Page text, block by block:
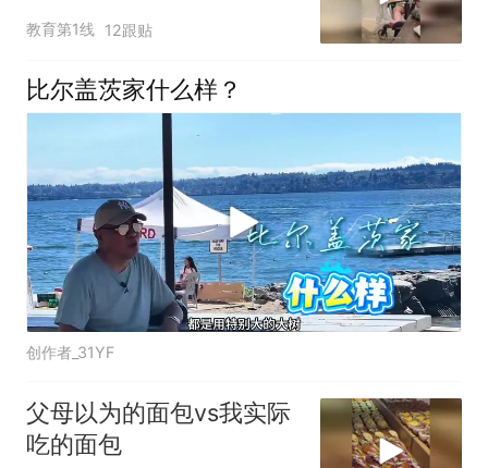
边桌上的小姐姐
教育第1线 12跟贴
比尔盖茨家什么样？
创作者_31YF
父母以为的面包vs我实际
吃的面包